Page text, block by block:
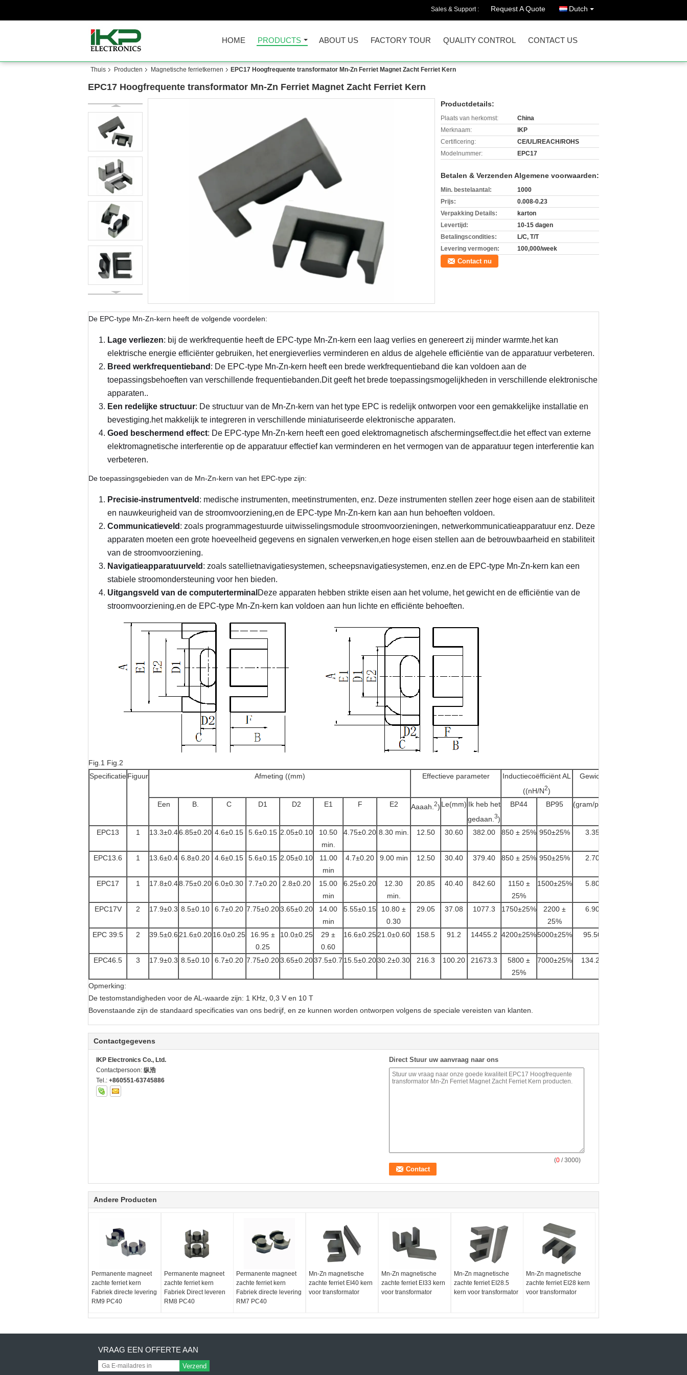
Sales & Support : Request A Quote Dutch
HOME PRODUCTS ABOUT US FACTORY TOUR QUALITY CONTROL CONTACT US
Thuis Producten Magnetische ferrietkernen EPC17 Hoogfrequente transformator Mn-Zn Ferriet Magnet Zacht Ferriet Kern
EPC17 Hoogfrequente transformator Mn-Zn Ferriet Magnet Zacht Ferriet Kern
Productdetails:
Plaats van herkomst:
China
Merknaam:
IKP
Certificering:
CE/UL/REACH/ROHS
Modelnummer:
EPC17
Betalen & Verzenden Algemene voorwaarden:
Min. bestelaantal:
1000
Prijs:
0.008-0.23
Verpakking Details:
karton
Levertijd:
10-15 dagen
Betalingscondities:
L/C, T/T
Levering vermogen:
100,000/week
Contact nu
De EPC-type Mn-Zn-kern heeft de volgende voordelen:
Lage verliezen: bij de werkfrequentie heeft de EPC-type Mn-Zn-kern een laag verlies en genereert zij minder warmte.het kan
elektrische energie efficiënter gebruiken, het energieverlies verminderen en aldus de algehele efficiëntie van de apparatuur verbeteren.
Breed werkfrequentieband : De EPC-type Mn-Zn-kern heeft een brede werkfrequentieband die kan voldoen aan de
toepassingsbehoeften van verschillende frequentiebanden.Dit geeft het brede toepassingsmogelijkheden in verschillende elektronische
apparaten..
Een redelijke structuur: De structuur van de Mn-Zn-kern van het type EPC is redelijk ontworpen voor een gemakkelijke installatie en
bevestiging.het makkelijk te integreren in verschillende miniaturiseerde elektronische apparaten.
Goed beschermend effect: De EPC-type Mn-Zn-kern heeft een goed elektromagnetisch afschermingseffect.die het effect van externe
elektromagnetische interferentie op de apparatuur effectief kan verminderen en het vermogen van de apparatuur tegen interferentie kan
verbeteren.
De toepassingsgebieden van de Mn-Zn-kern van het EPC-type zijn:
Precisie-instrumentveld : medische instrumenten, meetinstrumenten, enz. Deze instrumenten stellen zeer hoge eisen aan de stabiliteit
en nauwkeurigheid van de stroomvoorziening,en de EPC-type Mn-Zn-kern kan aan hun behoeften voldoen.
Communicatieveld : zoals programmagestuurde uitwisselingsmodule stroomvoorzieningen, netwerkommunicatieapparatuur enz. Deze
apparaten moeten een grote hoeveelheid gegevens en signalen verwerken,en hoge eisen stellen aan de betrouwbaarheid en stabiliteit
van de stroomvoorziening.
Navigatieapparatuurveld : zoals satellietnavigatiesystemen, scheepsnavigatiesystemen, enz.en de EPC-type Mn-Zn-kern kan een
stabiele stroomondersteuning voor hen bieden.
Uitgangsveld van de computerterminal Deze apparaten hebben strikte eisen aan het volume, het gewicht en de efficiëntie van de
stroomvoorziening.en de EPC-type Mn-Zn-kern kan voldoen aan hun lichte en efficiënte behoeften.
Fig.1 Fig.2
SpecificatieFiguur Afmeting ((mm) Effectieve parameter
Inductiecoëfficiënt AL
((nH/N2)
Gewicht
Een B. C D1 D2 E1 F E2 Aaaah. 2) Le(mm) Ik heb het
gedaan. 3)
BP44 BP95 (gram/paar)
EPC13 1 13.3±0.46.85±0.20 4.6±0.15 5.6±0.15 2.05±0.10
10.50
min.
4.75±0.20 8.30 min. 12.50 30.60 382.00 850 ± 25% 950±25% 3.35
EPC13.6 1 13.6±0.4 6.8±0.20 4.6±0.15 5.6±0.15 2.05±0.10
11.00
min
4.7±0.20 9.00 min 12.50 30.40 379.40 850 ± 25% 950±25% 2.70
EPC17 1 17.8±0.48.75±0.20 6.0±0.30 7.7±0.20 2.8±0.20
15.00
min
6.25±0.20
12.30
min.
20.85 40.40 842.60
1150 ±
25%
1500±25% 5.80
EPC17V 2 17.9±0.3 8.5±0.10 6.7±0.20 7.75±0.203.65±0.20
14.00
min
5.55±0.15
10.80 ±
0.30
29.05 37.08 1077.3 1750±25%
2200 ±
25%
6.90
EPC 39:5 2 39.5±0.6 21.6±0.2016.0±0.25
16.95 ±
0.25
10.0±0.25
29 ±
0.60
16.6±0.2521.0±0.60 158.5 91.2 14455.2 4200±25%5000±25% 95.50
EPC46.5 3 17.9±0.3 8.5±0.10 6.7±0.20 7.75±0.203.65±0.2037.5±0.7 15.5±0.2030.2±0.30 216.3 100.20 21673.3
5800 ±
25%
7000±25% 134.20
Opmerking:
De testomstandigheden voor de AL-waarde zijn: 1 KHz, 0,3 V en 10 T
Bovenstaande zijn de standaard specificaties van ons bedrijf, en ze kunnen worden ontworpen volgens de speciale vereisten van klanten.
Contactgegevens
IKP Electronics Co., Ltd.
Contactpersoon: 纵浩
Tel.: +860551-63745886
Direct Stuur uw aanvraag naar ons
(0 / 3000)
Andere Producten
Permanente magneet
zachte ferriet kern
Fabriek directe levering
RM9 PC40
Permanente magneet
zachte ferriet kern
Fabriek Direct leveren
RM8 PC40
Permanente magneet
zachte ferriet kern
Fabriek directe levering
RM7 PC40
Mn-Zn magnetische
zachte ferriet EI40 kern
voor transformator
Mn-Zn magnetische
zachte ferriet EI33 kern
voor transformator
Mn-Zn magnetische
zachte ferriet EI28.5
kern voor transformator
Mn-Zn magnetische
zachte ferriet EI28 kern
voor transformator
VRAAG EEN OFFERTE AAN
Verzend